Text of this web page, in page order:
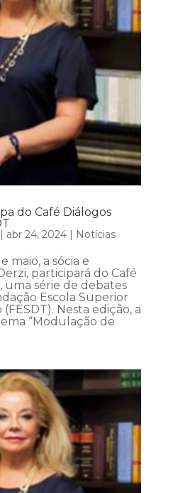
do Café Diálogos
abr 24, 2024| Notícias
maio, a sócia e
participará do Café
uma série de debates
Escola Superior
Nesta edição, a
“Modulação de